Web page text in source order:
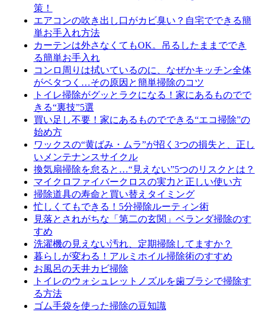
策！
エアコンの吹き出し口がカビ臭い？自宅でできる簡
単お手入れ方法
カーテンは外さなくてもOK。吊るしたままででき
る簡単お手入れ
コンロ周りは拭いているのに、なぜかキッチン全体
がベタつく…その原因と簡単掃除のコツ
トイレ掃除がグッとラクになる！家にあるものでで
きる“裏技”5選
買い足し不要！家にあるものでできる“エコ掃除”の
始め方
ワックスの“黄ばみ・ムラ”が招く3つの損失と、正し
いメンテナンスサイクル
換気扇掃除を怠ると…“見えない”5つのリスクとは？
マイクロファイバークロスの実力と正しい使い方
掃除道具の寿命と買い替えタイミング
忙しくてもできる！5分掃除ルーティン術
見落とされがちな「第二の玄関」ベランダ掃除のす
すめ
洗濯機の見えない汚れ、定期掃除してますか？
暮らしが変わる！アルミホイル掃除術のすすめ
お風呂の天井カビ掃除
トイレのウォシュレットノズルを歯ブラシで掃除す
る方法
ゴム手袋を使った掃除の豆知識